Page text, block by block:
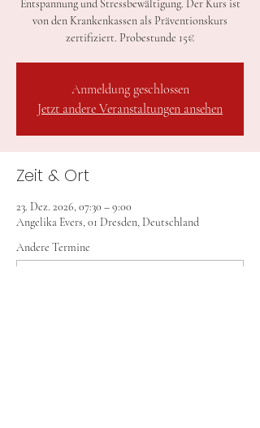
Entspannung und Stressbewältigung. Der Kurs ist
von den Krankenkassen als Präventionskurs
zertifiziert. Probestunde 15€
Anmeldung geschlossen
Jetzt andere Veranstaltungen ansehen
Zeit & Ort
23. Dez. 2026, 07:30 – 9:00
Angelika Evers, 01 Dresden, Deutschland
Andere Termine